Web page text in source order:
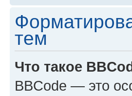
тем
Что такое
BBCode — это